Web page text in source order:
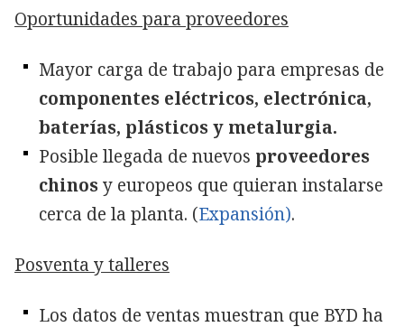
Oportunidades para proveedores
Mayor carga de trabajo para empresas de
componentes eléctricos, electrónica,
baterías, plásticos y metalurgia.
Posible llegada de nuevos proveedores
chinosy europeos que quieran instalarse
cerca de la planta. (Expansión).
Posventa y talleres
Los datos de ventas muestran que BYD ha